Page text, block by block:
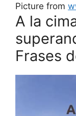
Picture from
A la
Frases